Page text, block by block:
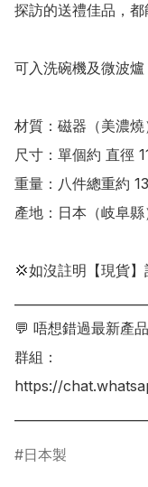
探訪的送禮佳品，都
可入洗碗機及微波爐
材質：磁器（美濃燒
尺寸：單個約 直徑
重量：八件總重約
產地：日本（岐阜縣
💢如沒註明【現貨
💬 唔想錯過最新產
群組：
https://
日本製